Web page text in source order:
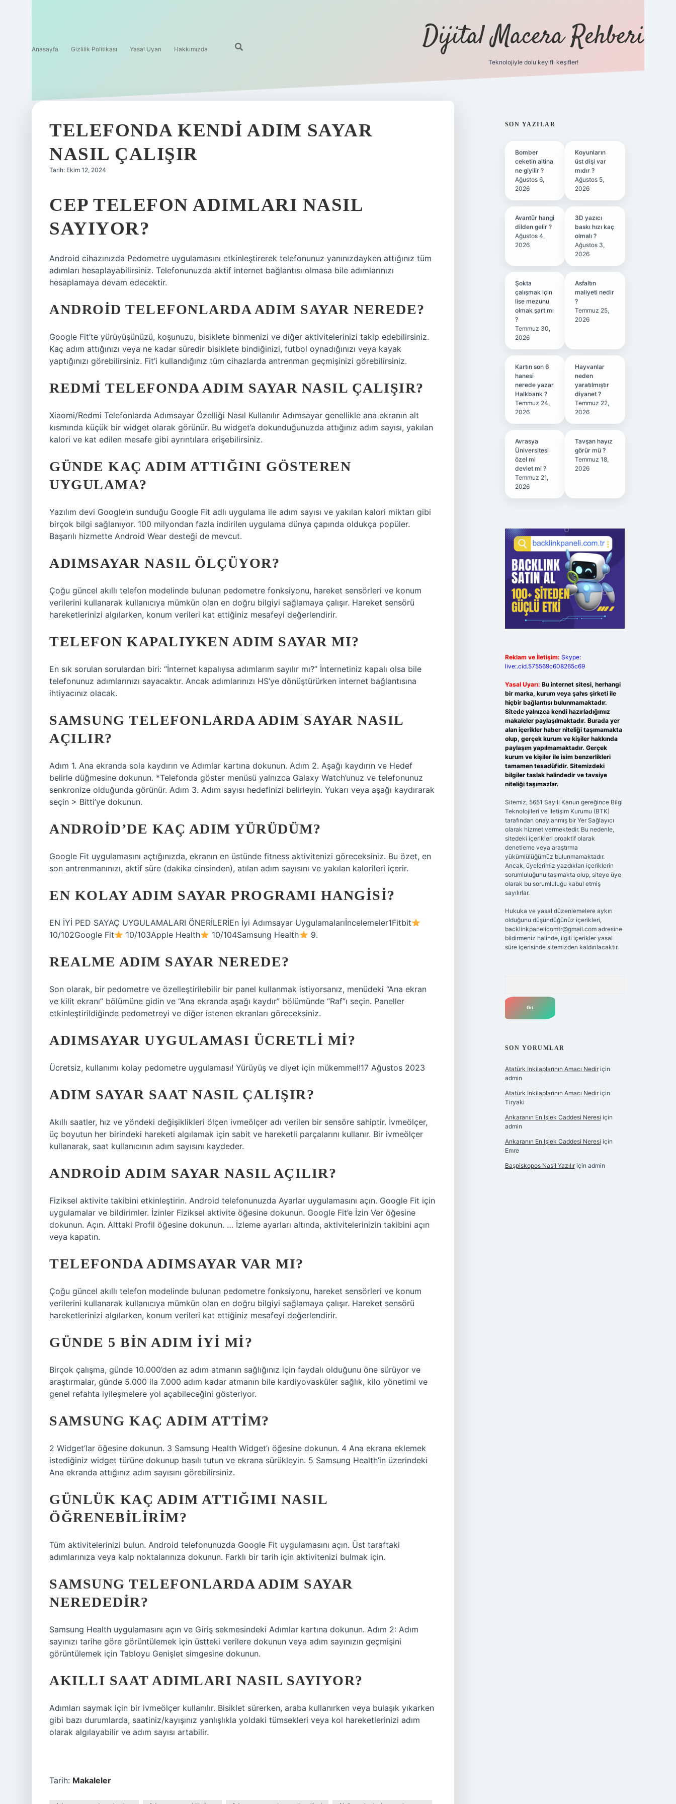
Anasayfa Gizlilik Politikası Yasal Uyarı Hakkımızda Dijital Macera Rehberi
Teknolojiyle dolu keyifli keşifler!
TELEFONDA KENDI ADIM SAYAR
NASIL ÇALIŞIR
Tarih: Ekim 12, 2024
CEP TELEFON ADIMLARI NASIL
SAYIYOR?
Android cihazınızda Pedometre uygulamasını etkinleştirerek telefonunuz yanınızdayken attığınız tüm
adımları hesaplayabilirsiniz. Telefonunuzda aktif internet bağlantısı olmasa bile adımlarınızı
hesaplamaya devam edecektir.
ANDROID TELEFONLARDA ADIM SAYAR NEREDE?
Google Fit’te yürüyüşünüzü, koşunuzu, bisiklete binmenizi ve diğer aktivitelerinizi takip edebilirsiniz.
Kaç adım attığınızı veya ne kadar süredir bisiklete bindiğinizi, futbol oynadığınızı veya kayak
yaptığınızı görebilirsiniz. Fit’i kullandığınız tüm cihazlarda antrenman geçmişinizi görebilirsiniz.
REDMI TELEFONDA ADIM SAYAR NASIL ÇALIŞIR?
Xiaomi/Redmi Telefonlarda Adımsayar Özelliği Nasıl Kullanılır Adımsayar genellikle ana ekranın alt
kısmında küçük bir widget olarak görünür. Bu widget’a dokunduğunuzda attığınız adım sayısı, yakılan
kalori ve kat edilen mesafe gibi ayrıntılara erişebilirsiniz.
GÜNDE KAÇ ADIM ATTIĞINI GÖSTEREN
UYGULAMA?
Yazılım devi Google’ın sunduğu Google Fit adlı uygulama ile adım sayısı ve yakılan kalori miktarı gibi
birçok bilgi sağlanıyor. 100 milyondan fazla indirilen uygulama dünya çapında oldukça popüler.
Başarılı hizmette Android Wear desteği de mevcut.
ADIMSAYAR NASIL ÖLÇÜYOR?
Çoğu güncel akıllı telefon modelinde bulunan pedometre fonksiyonu, hareket sensörleri ve konum
verilerini kullanarak kullanıcıya mümkün olan en doğru bilgiyi sağlamaya çalışır. Hareket sensörü
hareketlerinizi algılarken, konum verileri kat ettiğiniz mesafeyi değerlendirir.
TELEFON KAPALIYKEN ADIM SAYAR MI?
En sık sorulan sorulardan biri: “İnternet kapalıysa adımlarım sayılır mı?” İnternetiniz kapalı olsa bile
telefonunuz adımlarınızı sayacaktır. Ancak adımlarınızı HS’ye dönüştürürken internet bağlantısına
ihtiyacınız olacak.
SAMSUNG TELEFONLARDA ADIM SAYAR NASIL
AÇILIR?
Adım 1. Ana ekranda sola kaydırın ve Adımlar kartına dokunun. Adım 2. Aşağı kaydırın ve Hedef
belirle düğmesine dokunun. *Telefonda göster menüsü yalnızca Galaxy Watch’unuz ve telefonunuz
senkronize olduğunda görünür. Adım 3. Adım sayısı hedefinizi belirleyin. Yukarı veya aşağı kaydırarak
seçin > Bitti’ye dokunun.
ANDROID’DE KAÇ ADIM YÜRÜDÜM?
Google Fit uygulamasını açtığınızda, ekranın en üstünde fitness aktivitenizi göreceksiniz. Bu özet, en
son antrenmanınızı, aktif süre (dakika cinsinden), atılan adım sayısını ve yakılan kalorileri içerir.
EN KOLAY ADIM SAYAR PROGRAMI HANGISI?
EN İYİ PED SAYAÇ UYGULAMALARI ÖNERİLERİEn İyi Adımsayar Uygulamalarıİncelemeler1Fitbit
10/102Google Fit
10/103Apple Health 10/104Samsung Health 9.
REALME ADIM SAYAR NEREDE?
Son olarak, bir pedometre ve özelleştirilebilir bir panel kullanmak istiyorsanız, menüdeki “Ana ekran
ve kilit ekranı” bölümüne gidin ve “Ana ekranda aşağı kaydır” bölümünde “Raf”ı seçin. Paneller
etkinleştirildiğinde pedometreyi ve diğer istenen ekranları göreceksiniz.
ADIMSAYAR UYGULAMASI ÜCRETLI MI?
Ücretsiz, kullanımı kolay pedometre uygulaması! Yürüyüş ve diyet için mükemmel!17 Ağustos 2023
ADIM SAYAR SAAT NASIL ÇALIŞIR?
Akıllı saatler, hız ve yöndeki değişiklikleri ölçen ivmeölçer adı verilen bir sensöre sahiptir. İvmeölçer,
üç boyutun her birindeki hareketi algılamak için sabit ve hareketli parçalarını kullanır. Bir ivmeölçer
kullanarak, saat kullanıcının adım sayısını kaydeder.
ANDROID ADIM SAYAR NASIL AÇILIR?
Fiziksel aktivite takibini etkinleştirin. Android telefonunuzda Ayarlar uygulamasını açın. Google Fit için
uygulamalar ve bildirimler. İzinler Fiziksel aktivite öğesine dokunun. Google Fit’e İzin Ver öğesine
dokunun. Açın. Alttaki Profil öğesine dokunun. … İzleme ayarları altında, aktivitelerinizin takibini açın
veya kapatın.
TELEFONDA ADIMSAYAR VAR MI?
Çoğu güncel akıllı telefon modelinde bulunan pedometre fonksiyonu, hareket sensörleri ve konum
verilerini kullanarak kullanıcıya mümkün olan en doğru bilgiyi sağlamaya çalışır. Hareket sensörü
hareketlerinizi algılarken, konum verileri kat ettiğiniz mesafeyi değerlendirir.
GÜNDE 5 BIN ADIM IYI MI?
Birçok çalışma, günde 10.000’den az adım atmanın sağlığınız için faydalı olduğunu öne sürüyor ve
araştırmalar, günde 5.000 ila 7.000 adım kadar atmanın bile kardiyovasküler sağlık, kilo yönetimi ve
genel refahta iyileşmelere yol açabileceğini gösteriyor.
SAMSUNG KAÇ ADIM ATTIM?
2 Widget’lar öğesine dokunun. 3 Samsung Health Widget’ı öğesine dokunun. 4 Ana ekrana eklemek
istediğiniz widget türüne dokunup basılı tutun ve ekrana sürükleyin. 5 Samsung Health’in üzerindeki
Ana ekranda attığınız adım sayısını görebilirsiniz.
GÜNLÜK KAÇ ADIM ATTIĞIMI NASIL
ÖĞRENEBILIRIM?
Tüm aktivitelerinizi bulun. Android telefonunuzda Google Fit uygulamasını açın. Üst taraftaki
adımlarınıza veya kalp noktalarınıza dokunun. Farklı bir tarih için aktivitenizi bulmak için.
SAMSUNG TELEFONLARDA ADIM SAYAR
NEREDEDIR?
Samsung Health uygulamasını açın ve Giriş sekmesindeki Adımlar kartına dokunun. Adım 2: Adım
sayınızı tarihe göre görüntülemek için üstteki verilere dokunun veya adım sayınızın geçmişini
görüntülemek için Tabloyu Genişlet simgesine dokunun.
AKILLI SAAT ADIMLARI NASIL SAYIYOR?
Adımları saymak için bir ivmeölçer kullanılır. Bisiklet sürerken, araba kullanırken veya bulaşık yıkarken
gibi bazı durumlarda, saatiniz/kayışınız yanlışlıkla yoldaki tümsekleri veya kol hareketlerinizi adım
olarak algılayabilir ve adım sayısı artabilir.
Tarih: Makaleler
SIDEBAR
SON YAZILAR
Bomber
ceketin altina
ne giyilir ?
Ağustos 6,
2026
Koyunların
üst dişi var
mıdır ?
Ağustos 5,
2026
Avantür hangi
dilden gelir ?
Ağustos 4,
2026
3D yazıcı
baskı hızı kaç
olmalı ?
Ağustos 3,
2026
Şokta
çalışmak için
lise mezunu
olmak şart mı
?
Temmuz 30,
2026
Asfaltın
maliyeti nedir
?
Temmuz 25,
2026
Kartın son 6
hanesi
nerede yazar
Halkbank ?
Temmuz 24,
2026
Hayvanlar
neden
yaratılmıştır
diyanet ?
Temmuz 22,
2026
Avrasya
Üniversitesi
özel mi
devlet mi ?
Temmuz 21,
2026
Tavşan hayız
görür mü ?
Temmuz 18,
2026
Reklam ve İletişim: Skype:
live:.cid.575569c608265c69
Yasal Uyarı: Bu internet sitesi, herhangi
bir marka, kurum veya şahıs şirketi ile
hiçbir bağlantısı bulunmamaktadır.
Sitede yalnızca kendi hazırladığımız
makaleler paylaşılmaktadır. Burada yer
alan içerikler haber niteliği taşımamakta
olup, gerçek kurum ve kişiler hakkında
paylaşım yapılmamaktadır. Gerçek
kurum ve kişiler ile isim benzerlikleri
tamamen tesadüfidir. Sitemizdeki
bilgiler taslak halindedir ve tavsiye
niteliği taşımazlar.
Sitemiz, 5651 Sayılı Kanun gereğince Bilgi
Teknolojileri ve İletişim Kurumu (BTK)
tarafından onaylanmış bir Yer Sağlayıcı
olarak hizmet vermektedir. Bu nedenle,
sitedeki içerikleri proaktif olarak
denetleme veya araştırma
yükümlülüğümüz bulunmamaktadır.
Ancak, üyelerimiz yazdıkları içeriklerin
sorumluluğunu taşımakta olup, siteye üye
olarak bu sorumluluğu kabul etmiş
sayılırlar.
Hukuka ve yasal düzenlemelere aykırı
olduğunu düşündüğünüz içerikleri,
backlinkpanelicomtr@gmail.comadresine
bildirmeniz halinde, ilgili içerikler yasal
süre içerisinde sitemizden kaldırılacaktır.
SON YORUMLAR
Atatürk Inkilaplarının Amacı Nediriçin
admin
Atatürk Inkilaplarının Amacı Nediriçin
Tiryaki
Ankaranın En Işlek Caddesi Neresi için
admin
Ankaranın En Işlek Caddesi Neresi için
Emre
Başpiskopos Nasil Yazılıriçin admin